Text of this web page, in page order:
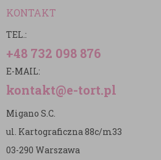
KONTAKT
TEL.:
+48 732 098 876
E-MAIL:
kontakt@e-tort.pl
Migano S.C.
ul. Kartograficzna 88c/m33
03-290 Warszawa